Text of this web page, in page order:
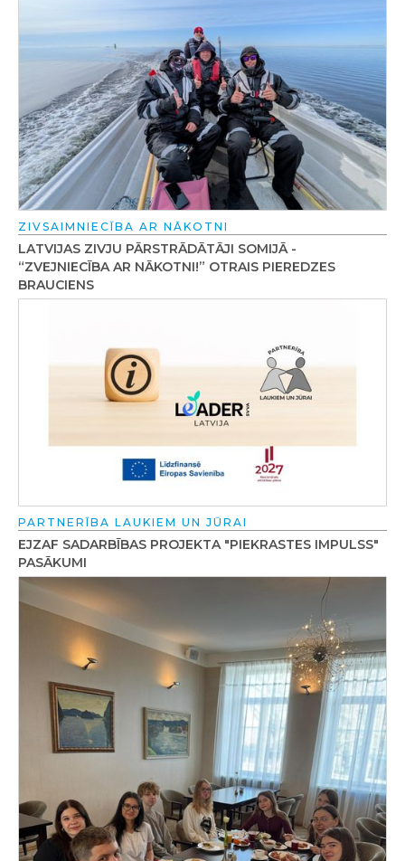
ZIVSAIMNIECĪBA AR NĀKOTNI
LATVIJAS ZIVJU PĀRSTRĀDĀTĀJI SOMIJĀ -
“ZVEJNIECĪBA AR NĀKOTNI!” OTRAIS PIEREDZES
BRAUCIENS
PARTNERĪBA LAUKIEM UN JŪRAI
EJZAF SADARBĪBAS PROJEKTA "PIEKRASTES IMPULSS"
PASĀKUMI